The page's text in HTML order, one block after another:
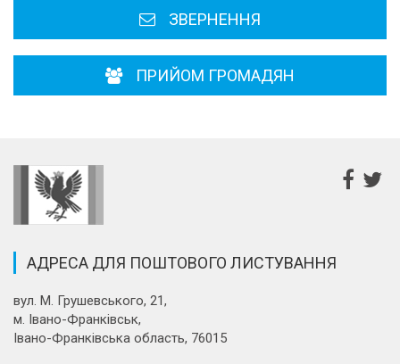
ЗВЕРНЕННЯ
ПРИЙОМ ГРОМАДЯН
АДРЕСА ДЛЯ ПОШТОВОГО ЛИСТУВАННЯ
вул. М. Грушевського, 21,
м. Івано-Франківськ,
Івано-Франківська область, 76015